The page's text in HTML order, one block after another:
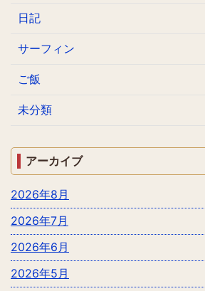
日記
サーフィン
ご飯
未分類
アーカイブ
2026年8月
2026年7月
2026年6月
2026年5月